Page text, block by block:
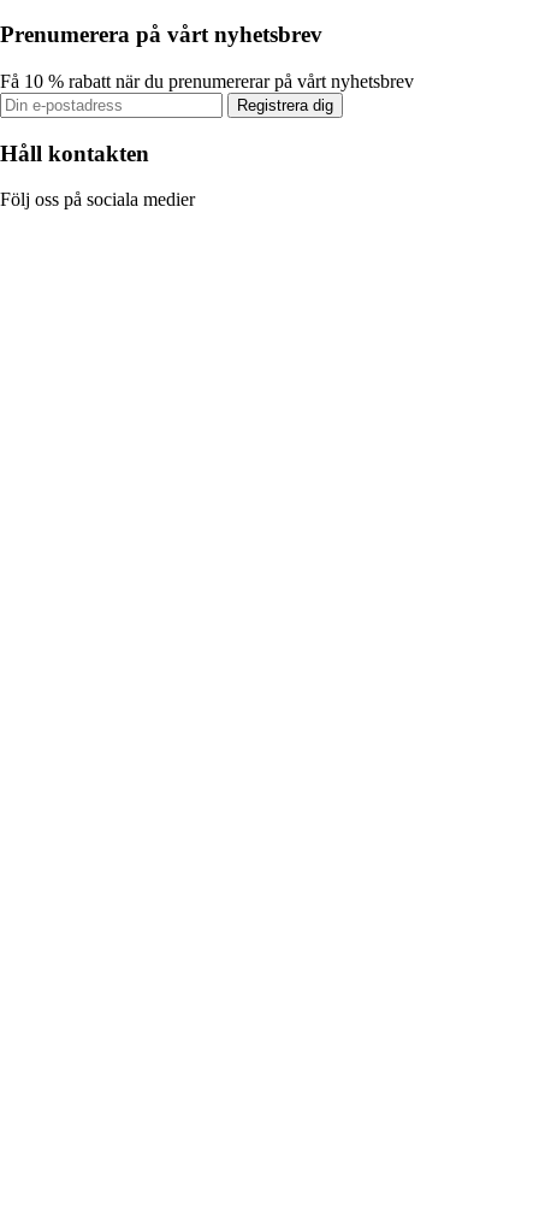
Prenumerera på vårt nyhetsbrev
Få 10 % rabatt när du prenumererar på vårt nyhetsbrev
Registrera dig
Håll kontakten
Följ oss på sociala medier